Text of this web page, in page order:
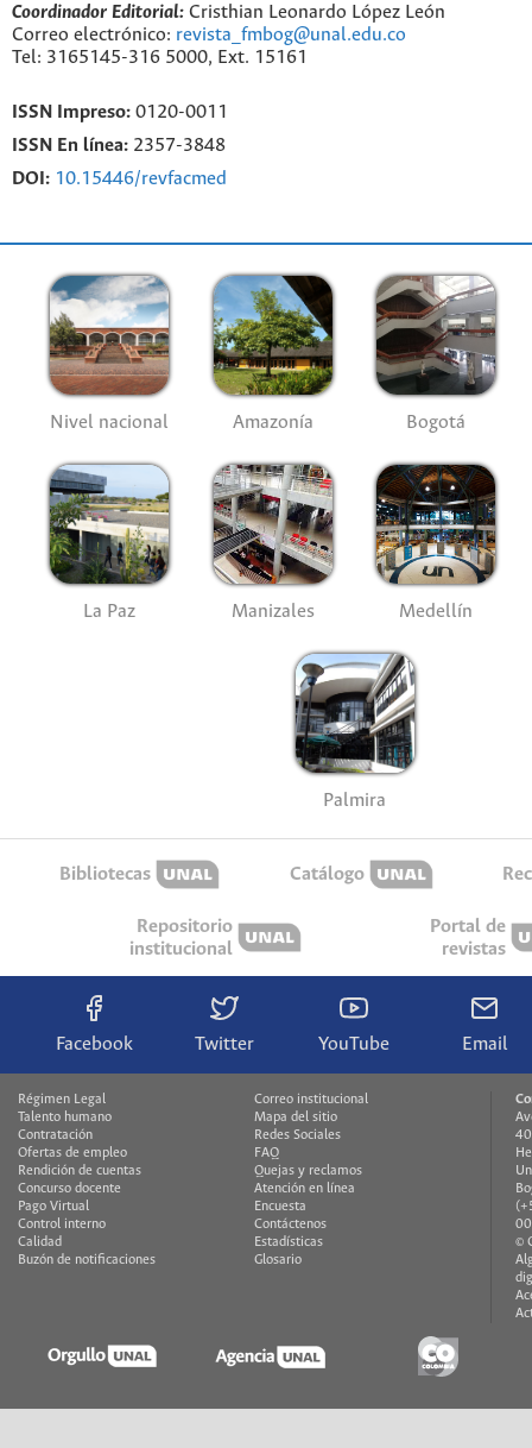
Coordinador Editorial: Cristhian Leonardo López León
Correo electrónico: revista_fmbog@unal.edu.co
Tel: 3165145-316 5000, Ext. 15161
ISSN Impreso: 0120-0011
ISSN En línea: 2357-3848
DOI: 10.15446/revfacmed
Nivel nacional Amazonía Bogotá
La Paz Manizales Medellín
Palmira
Bibliotecas Catálogo
Repositorio
institucional
Portal de
revistas
Facebook Twitter YouTube Email
Régimen Legal
Talento humano
Contratación
Ofertas de empleo
Rendición de cuentas
Concurso docente
Pago Virtual
Control interno
Calidad
Buzón de notificaciones
Correo institucional
Mapa del sitio
Redes Sociales
FAQ
Quejas y reclamos
Atención en línea
Encuesta
Contáctenos
Estadísticas
Glosario
©